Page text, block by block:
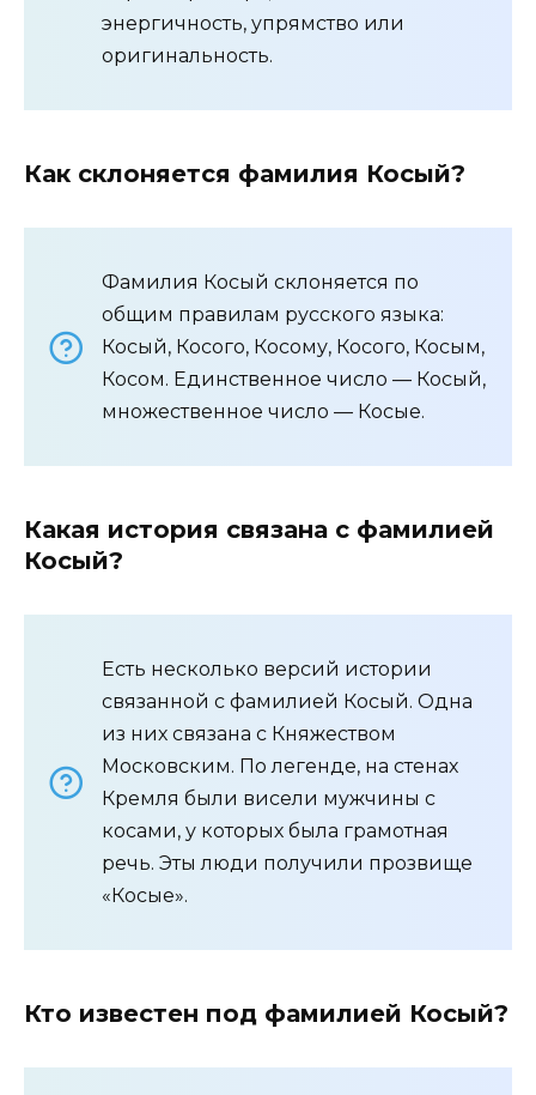
энергичность, упрямство или
оригинальность.
Как склоняется фамилия Косый?
Фамилия Косый склоняется по
общим правилам русского языка:
Косый, Косого, Косому, Косого, Косым,
Косом. Единственное число — Косый,
множественное число — Косые.
Какая история связана с фамилией
Косый?
Есть несколько версий истории
связанной с фамилией Косый. Одна
из них связана с Княжеством
Московским. По легенде, на стенах
Кремля были висели мужчины с
косами, у которых была грамотная
речь. Эты люди получили прозвище
«Косые».
Кто известен под фамилией Косый?